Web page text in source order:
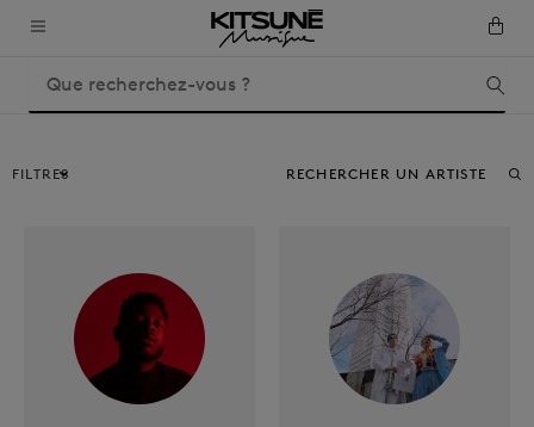
FILTRES